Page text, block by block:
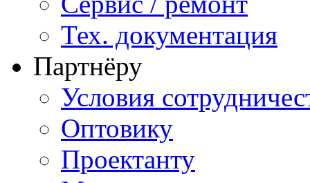
Тех. документация
Партнёру
Условия
Оптовику
Проектанту